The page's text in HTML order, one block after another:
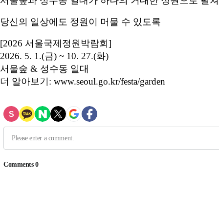
당신의 일상에도 정원이 머물 수 있도록
[2026 서울국제정원박람회]
2026. 5. 1.(금) ~ 10. 27.(화)
서울숲 & 성수동 일대
더 알아보기: www.seoul.go.kr/festa/garden